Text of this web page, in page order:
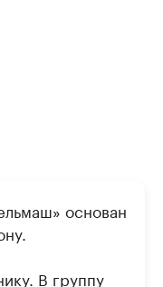
основан
В группу